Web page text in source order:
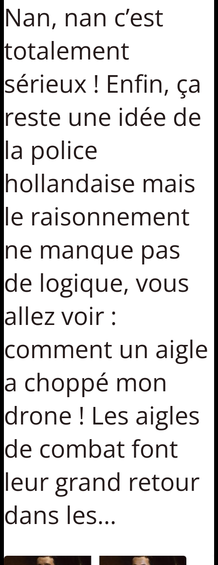
Nan, nan c’est
totalement
sérieux ! Enfin, ça
reste une idée de
la police
hollandaise mais
le raisonnement
ne manque pas
de logique, vous
allez voir :
comment un aigle
a choppé mon
drone ! Les aigles
de combat font
leur grand retour
dans les...